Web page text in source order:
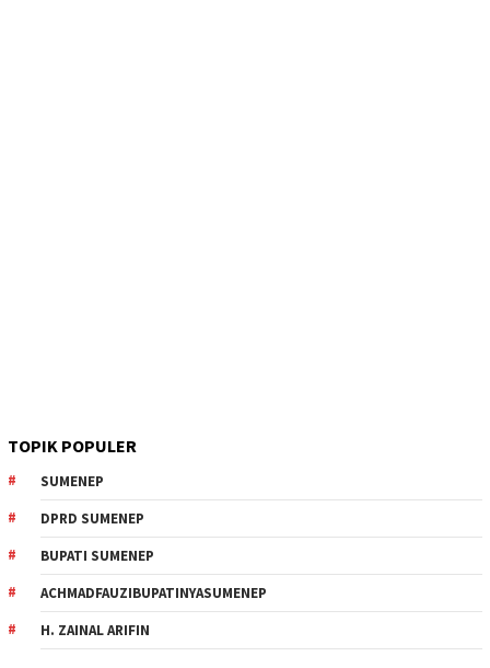
TOPIK POPULER
SUMENEP
DPRD SUMENEP
BUPATI SUMENEP
ACHMADFAUZIBUPATINYASUMENEP
H. ZAINAL ARIFIN